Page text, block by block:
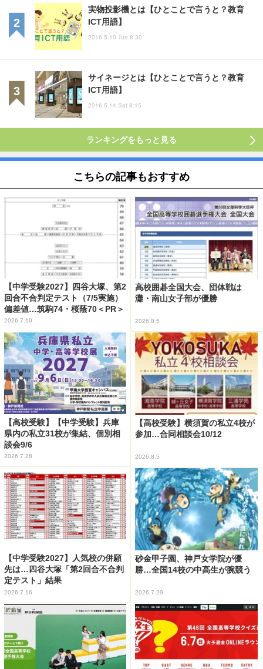
実物投影機とは【ひとことで言うと？教育
ICT用語】
2016.5.10 Tue 8:30
サイネージとは【ひとことで言うと？教育
ICT用語】
2016.5.14 Sat 8:15
ランキングをもっと見る
こちらの記事もおすすめ
【中学受験2027】四谷大塚、第2
回合不合判定テスト（7/5実施）
偏差値…筑駒74・桜蔭70＜PR＞
2026.7.10
高校囲碁全国大会、団体戦は
灘・南山女子部が優勝
2026.8.5
【高校受験】【中学受験】兵庫
県内の私立31校が集結、個別相
談会9/6
2026.7.28
【高校受験】横須賀の私立4校が
参加…合同相談会10/12
2026.8.5
【中学受験2027】人気校の併願
先は…四谷大塚「第2回合不合判
定テスト」結果
2026.7.16
砂金甲子園、神戸女学院が優
勝…全国14校の中高生が腕競う
2026.7.29